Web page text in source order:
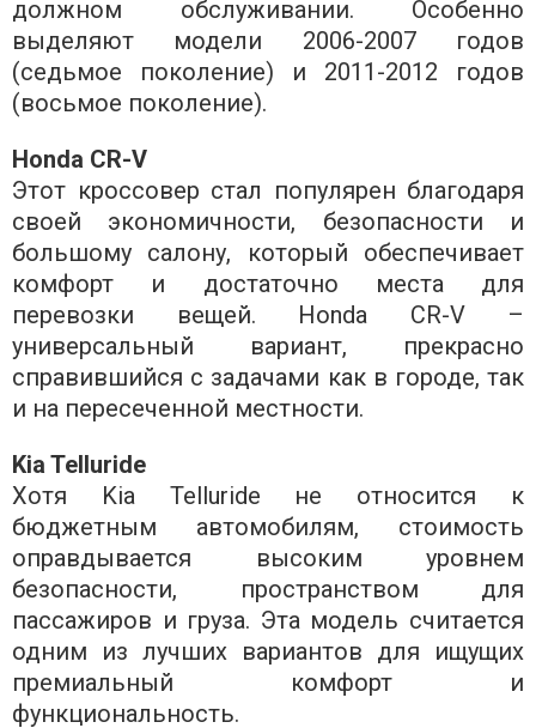
должном обслуживании. Особенно
выделяют модели 2006-2007 годов
(седьмое поколение) и 2011-2012 годов
(восьмое поколение).
Honda CR-V
Этот кроссовер стал популярен благодаря
своей экономичности, безопасности и
большому салону, который обеспечивает
комфорт и достаточно места для
перевозки вещей. Honda CR-V –
универсальный вариант, прекрасно
справившийся с задачами как в городе, так
и на пересеченной местности.
Kia Telluride
Хотя Kia Telluride не относится к
бюджетным автомобилям, стоимость
оправдывается высоким уровнем
безопасности, пространством для
пассажиров и груза. Эта модель считается
одним из лучших вариантов для ищущих
премиальный комфорт и
функциональность.